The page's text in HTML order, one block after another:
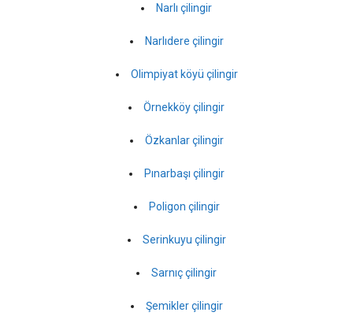
Narlı çilingir
Narlıdere çilingir
Olimpiyat köyü çilingir
Örnekköy çilingir
Özkanlar çilingir
Pınarbaşı çilingir
Poligon çilingir
Serinkuyu çilingir
Sarnıç çilingir
Şemikler çilingir